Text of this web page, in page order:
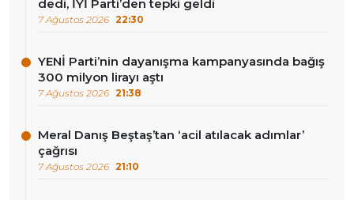
dedi, İYİ Parti’den tepki geldi
7 Ağustos 2026 22:30
YENİ Parti’nin dayanışma kampanyasında bağış
300 milyon lirayı aştı
7 Ağustos 2026 21:38
Meral Danış Beştaş’tan ‘acil atılacak adımlar’
çağrısı
7 Ağustos 2026 21:10